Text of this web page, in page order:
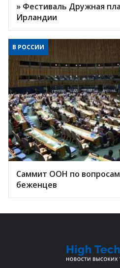
» Фестиваль Дружная
Ирландии
В РОССИИ
Саммит ООН по
беженцев